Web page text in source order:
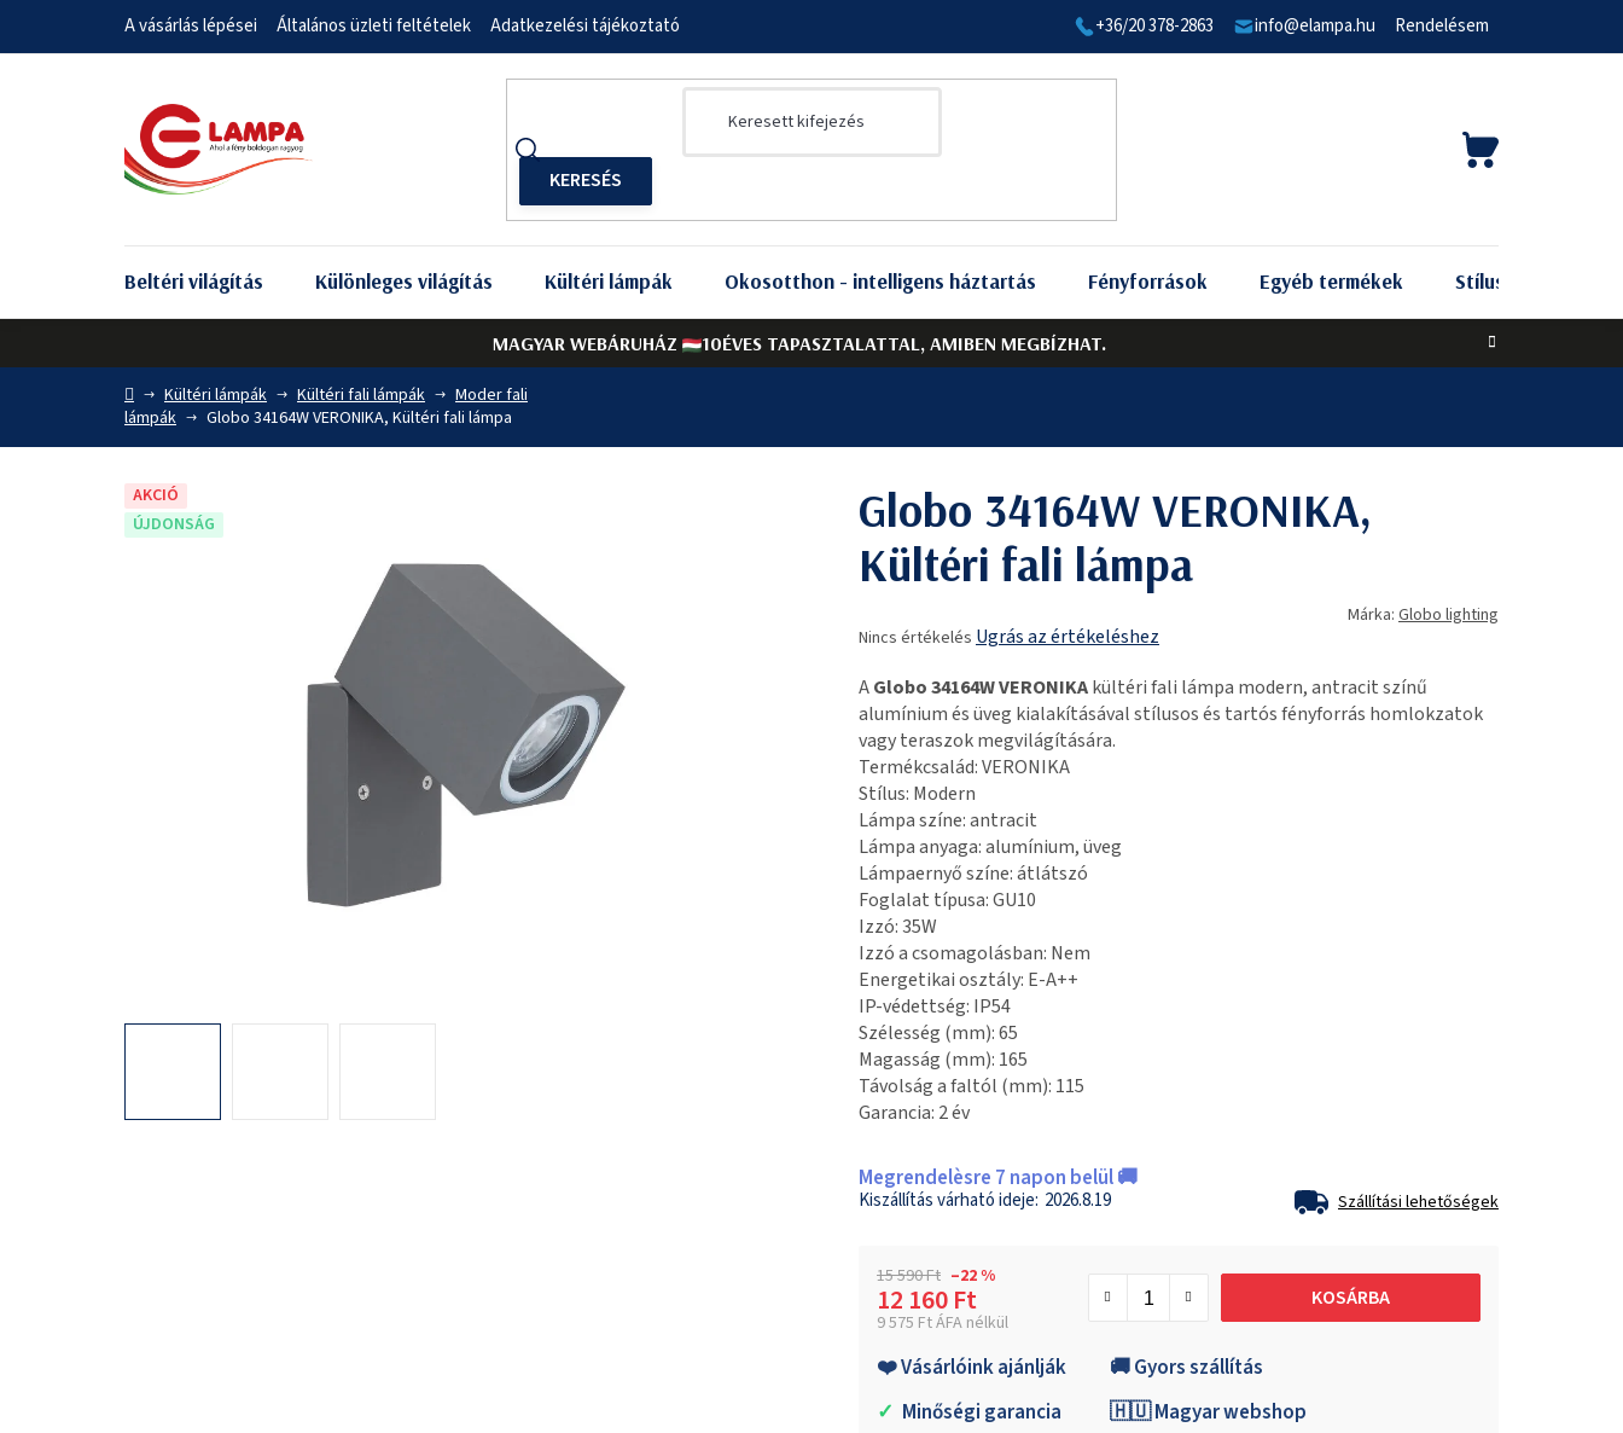
MAGYAR WEBÁRUHÁZ 10ÉVES TAPASZTALATTAL, AMIBEN MEGBÍZHAT.
A vásárlás lépései Általános üzleti feltételek Adatkezelési tájékoztató +36/20 378-2863 info@elampa.hu Rendelésem
KOSÁR
Beltéri világítás Különleges világítás Kültéri lámpák Okosotthon - intelligens háztartás Fényforrások Egyéb termékek Stílus szerint
Kezdőlap
Kültéri lámpák Kültéri fali lámpák
Moder fali
lámpák
Globo 34164W VERONIKA, Kültéri fali lámpa
Globo 34164W VERONIKA,
Kültéri fali lámpa
termék
értékelése
5-
ből
0,0
csillag.
Nincs értékelés Ugrás az értékeléshez
Márka: Globo lighting
AGlobo 34164W VERONIKAkültéri fali lámpa modern, antracit színű
alumínium és üveg kialakításával stílusos és tartós fényforrás homlokzatok
vagy teraszok megvilágítására.
Termékcsalád: VERONIKA
Stílus: Modern
Lámpa színe: antracit
Lámpa anyaga: alumínium, üveg
Lámpaernyő színe: átlátszó
Foglalat típusa: GU10
Izzó: 35W
Izzó a csomagolásban: Nem
Energetikai osztály: E-A++
IP-védettség: IP54
Szélesség (mm): 65
Magasság (mm): 165
Távolság a faltól (mm): 115
Garancia: 2 év
Megrendelèsre 7 napon belül 🚚
2026.8.19 Szállítási lehetőségek
15 590 Ft –22 %
12 160 Ft
9 575 Ft ÁFA nélkül
KOSÁRBA
❤️ Vásárlóink ajánlják
🚚 Gyors szállítás
✓ Minőségi garancia 🇭🇺 Magyar webshop
AKCIÓ
ÚJDONSÁG